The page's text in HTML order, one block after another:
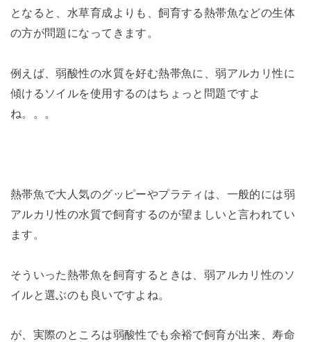
となると、水草育成よりも、飼育する熱帯魚などの生体
の方が問題になってきます。
例えば、弱酸性の水質を好む熱帯魚に、弱アルカリ性に
傾けるソイルを使用するのはちょっと問題ですよ
ね。。。
熱帯魚で大人気のグッピーやプラティは、一般的には弱
アルカリ性の水質で飼育するのが望ましいと言われてい
ます。
そういった熱帯魚を飼育するときは、弱アルカリ性のソ
イルと選ぶのも良いですよね。
が、実際のところは弱酸性でも余裕で飼育が出来、寿命